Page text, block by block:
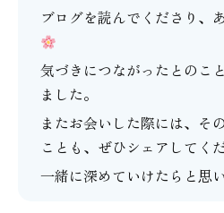
ブログを読んでくださり、
気づきにつながったとのこ
ました。
またお会いした際には、そ
ことも、ぜひシェアしてく
一緒に深めていけたらと思